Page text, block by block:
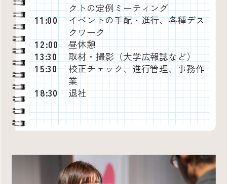
クトの定例ミーティング
11:00
イベントの手配・進行、各種デス
クワーク
12:00
昼休憩
13:30
取材・撮影（大学広報誌など）
15:30
校正チェック、進行管理、事務作
業
18:30 退社